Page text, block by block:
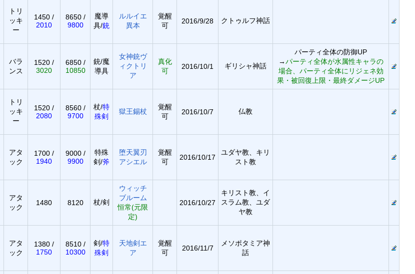
トリ
ッキ
ー
1450 /
2010
8650 /
9800
魔導
具/銃
ルルイエ
異本
覚醒
可
2016/9/28 クトゥルフ神話
バラ
ンス
1520 /
3020
6850 /
10850
銃/魔
導具
女神銃ヴ
ィクトリ
ア
真化
可
2016/10/1 ギリシャ神話
パーティ全体の防御UP
→パーティ全体が水属性キャラの
場合、パーティ全体にリジェネ効
果・被回復上限・最終ダメージUP
トリ
ッキ
ー
1520 /
2080
8560 /
9700
杖/特
殊剣
獄王錫杖
覚醒
可
2016/10/7 仏教
アタ
ック
1700 /
1940
9000 /
9900
特殊
剣/斧
堕天翼刃
アシエル
覚醒
可
2016/10/17
ユダヤ教、キリ
スト教
アタ
ック
1480 8120 杖/剣
ウィッチ
ブルーム
恒常(元限
定)
2016/10/27
キリスト教、イ
スラム教、ユダ
ヤ教
アタ
ック
1380 /
1750
8510 /
10300
剣/特
殊剣
天地剣エ
ア
覚醒
可
2016/11/7
メソポタミア神
話